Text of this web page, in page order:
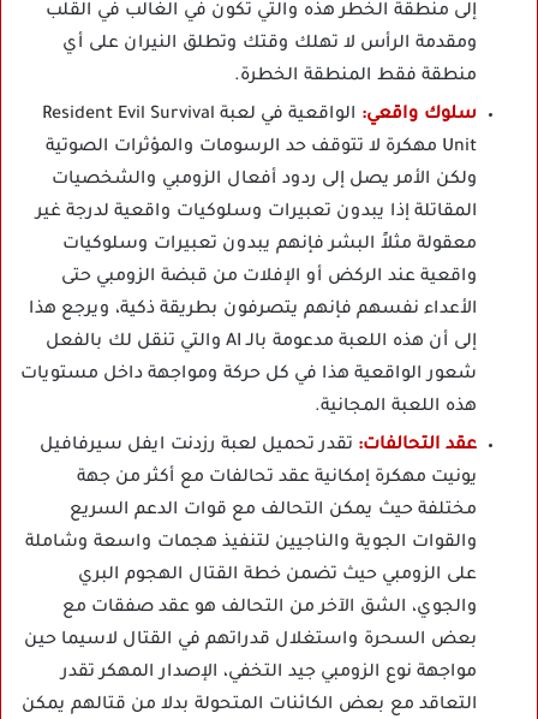
إلى منطقة الخطر هذه والتي تكون في الغالب في القلب
ومقدمة الرأس لا تهلك وقتك وتطلق النيران على أي
منطقة فقط المنطقة الخطرة.
سلوك واقعي:
الواقعية في لعبة Resident Evil Survival
Unit مهكرة لا تتوقف حد الرسومات والمؤثرات الصوتية
ولكن الأمر يصل إلى ردود أفعال الزومبي والشخصيات
المقاتلة إذا يبدون تعبيرات وسلوكيات واقعية لدرجة غير
معقولة مثلاً البشر فإنهم يبدون تعبيرات وسلوكيات
واقعية عند الركض أو الإفلات من قبضة الزومبي حتى
الأعداء نفسهم فإنهم يتصرفون بطريقة ذكية، ويرجع هذا
إلى أن هذه اللعبة مدعومة بالـ AI والتي تنقل لك بالفعل
شعور الواقعية هذا في كل حركة ومواجهة داخل مستويات
هذه اللعبة المجانية.
عقد التحالفات: تقدر تحميل لعبة رزدنت ايفل سيرفافيل
يونيت مهكرة إمكانية عقد تحالفات مع أكثر من جهة
مختلفة حيث يمكن التحالف مع قوات الدعم السريع
والقوات الجوية والناجيين لتنفيذ هجمات واسعة وشاملة
على الزومبي حيث تضمن خطة القتال الهجوم البري
والجوي، الشق الآخر من التحالف هو عقد صفقات مع
بعض السحرة واستغلال قدراتهم في القتال لاسيما حين
مواجهة نوع الزومبي جيد التخفي، الإصدار المهكر تقدر
التعاقد مع بعض الكائنات المتحولة بدلا من قتالهم يمكن